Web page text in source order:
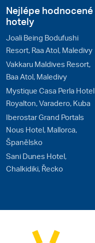
Nejlépe hodnocené
hotely
Joali Being Bodufushi
Resort, Raa Atol, Maledivy
Vakkaru Maldives Resort,
Baa Atol, Maledivy
Mystique Casa Perla Hotel
Royalton, Varadero, Kuba
Iberostar Grand Portals
Nous Hotel, Mallorca,
Španělsko
Sani Dunes Hotel,
Chalkidiki, Řecko